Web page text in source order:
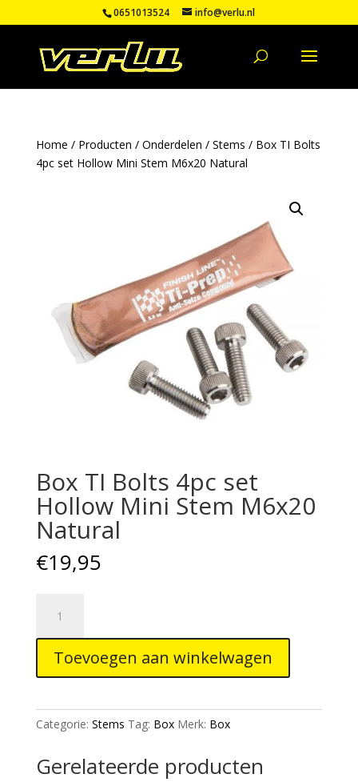
0651013524 info@verlu.nl
Home / Producten / Onderdelen / Stems / Box TI Bolts
4pc set Hollow Mini Stem M6x20 Natural
Box TI Bolts 4pc set
Hollow Mini Stem M6x20
Natural
€19,95
Bolts
set
Mini
Stem
Natural
Toevoegen aan winkelwagen
Categorie: Stems Tag: Box Merk: Box
Gerelateerde producten